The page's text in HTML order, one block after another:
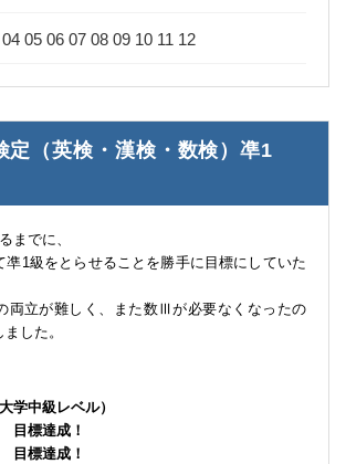
04 05 06 07 08 09 10 11 12
定（英検・漢検・数検）凖1
までに、
凖1級をとらせることを勝手に目標にしていた
両立が難しく、また数Ⅲが必要なくなったの
した。
学中級レベル）
標達成！
標達成！